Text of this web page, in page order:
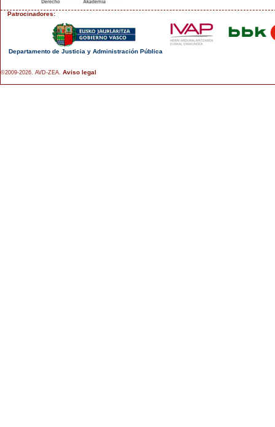
Patrocinadores:
Departamento de Justicia y Administración Pública
©2009-2026. AVD-ZEA. Aviso legal